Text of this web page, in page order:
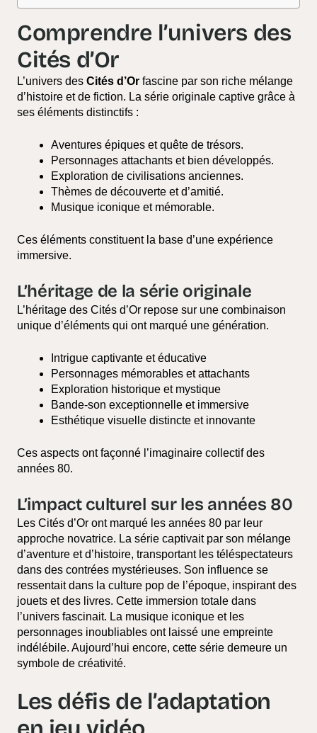
Comprendre l’univers des
Cités d’Or
L’univers des Cités d’Or fascine par son riche mélange
d’histoire et de fiction. La série originale captive grâce à
ses éléments distinctifs :
Aventures épiques et quête de trésors.
Personnages attachants et bien développés.
Exploration de civilisations anciennes.
Thèmes de découverte et d’amitié.
Musique iconique et mémorable.
Ces éléments constituent la base d’une expérience
immersive.
L’héritage de la série originale
L’héritage des Cités d’Or repose sur une combinaison
unique d’éléments qui ont marqué une génération.
Intrigue captivante et éducative
Personnages mémorables et attachants
Exploration historique et mystique
Bande-son exceptionnelle et immersive
Esthétique visuelle distincte et innovante
Ces aspects ont façonné l’imaginaire collectif des
années 80.
L’impact culturel sur les années 80
Les Cités d’Or ont marqué les années 80 par leur
approche novatrice. La série captivait par son mélange
d’aventure et d’histoire, transportant les téléspectateurs
dans des contrées mystérieuses. Son influence se
ressentait dans la culture pop de l’époque, inspirant des
jouets et des livres. Cette immersion totale dans
l’univers fascinait. La musique iconique et les
personnages inoubliables ont laissé une empreinte
indélébile. Aujourd’hui encore, cette série demeure un
symbole de créativité.
Les défis de l’adaptation